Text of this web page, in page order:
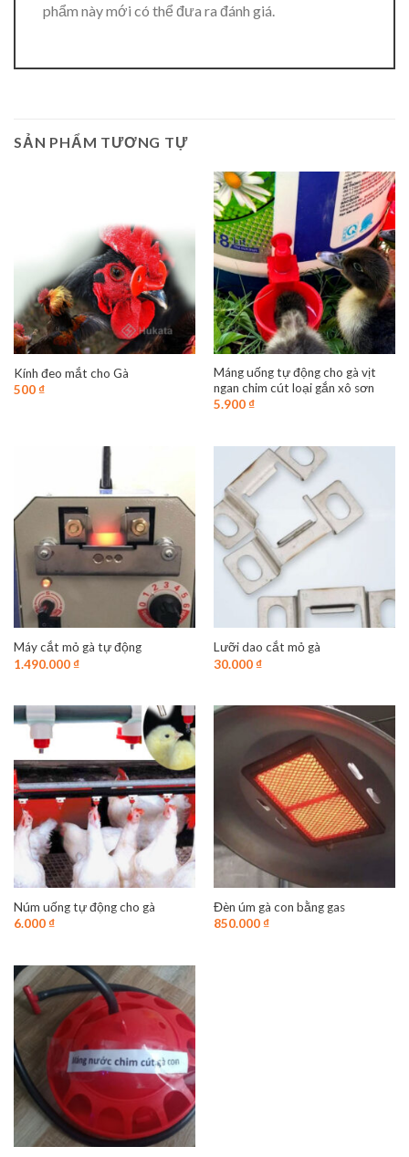
phẩm này mới có thể đưa ra đánh giá.
SẢN PHẨM TƯƠNG TỰ
Kính đeo mắt cho Gà
500₫
Máng uống tự động cho gà vịt
ngan chim cút loại gắn xô sơn
5.900₫
Máy cắt mỏ gà tự động
1.490.000₫
Lưỡi dao cắt mỏ gà
30.000₫
Núm uống tự động cho gà
6.000₫
Đèn úm gà con bằng gas
850.000₫